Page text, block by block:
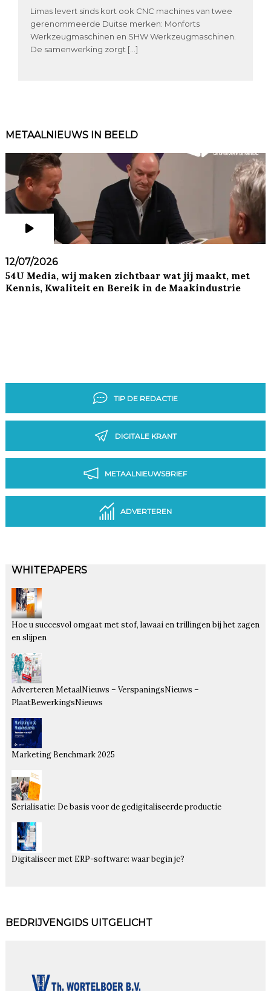
Limas levert sinds kort ook CNC machines van twee
gerenommeerde Duitse merken: Monforts
Werkzeugmaschinen en SHW Werkzeugmaschinen.
De samenwerking zorgt […]
METAALNIEUWS IN BEELD
12/07/2026
54U Media, wij maken zichtbaar wat jij maakt, met
Kennis, Kwaliteit en Bereik in de Maakindustrie
TIP DE REDACTIE
DIGITALE KRANT
METAALNIEUWSBRIEF
ADVERTEREN
WHITEPAPERS
Hoe u succesvol omgaat met stof, lawaai en trillingen bij het zagen
en slijpen
Adverteren MetaalNieuws – VerspaningsNieuws –
PlaatBewerkingsNieuws
Marketing Benchmark 2025
Serialisatie: De basis voor de gedigitaliseerde productie
Digitaliseer met ERP-software: waar begin je?
BEDRIJVENGIDS UITGELICHT